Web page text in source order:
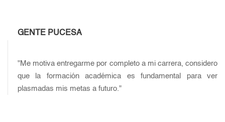
GENTE PUCESA
"Me motiva entregarme por completo a mi carrera, considero
que la formación académica es fundamental para ver
plasmadas mis metas a futuro."